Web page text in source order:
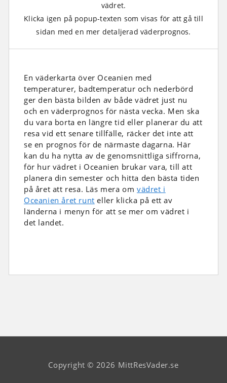
vädret.
Klicka igen på popup-texten som visas för att gå till
sidan med en mer detaljerad väderprognos.
En väderkarta över Oceanien med
temperaturer, badtemperatur och nederbörd
ger den bästa bilden av både vädret just nu
och en väderprognos för nästa vecka. Men ska
du vara borta en längre tid eller planerar du att
resa vid ett senare tillfälle, räcker det inte att
se en prognos för de närmaste dagarna. Här
kan du ha nytta av de genomsnittliga siffrorna,
för hur vädret i Oceanien brukar vara, till att
planera din semester och hitta den bästa tiden
på året att resa. Läs mera om vädret i
Oceanien året runt eller klicka på ett av
länderna i menyn för att se mer om vädret i
det landet.
Copyright © 2026 MittResVader.se